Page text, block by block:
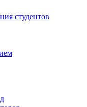
студентов